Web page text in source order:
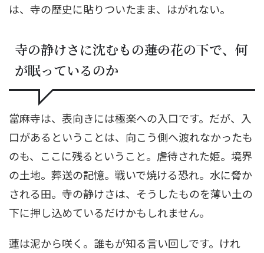
は、寺の歴史に貼りついたまま、はがれない。
寺の静けさに沈むもの――蓮の花の下で、何
が眠っているのか
當麻寺は、表向きには極楽への入口です。だが、入
口があるということは、向こう側へ渡れなかったも
のも、ここに残るということ。虐待された姫。境界
の土地。葬送の記憶。戦いで焼ける恐れ。水に脅か
される田。寺の静けさは、そうしたものを薄い土の
下に押し込めているだけかもしれません。
蓮は泥から咲く。誰もが知る言い回しです。けれ